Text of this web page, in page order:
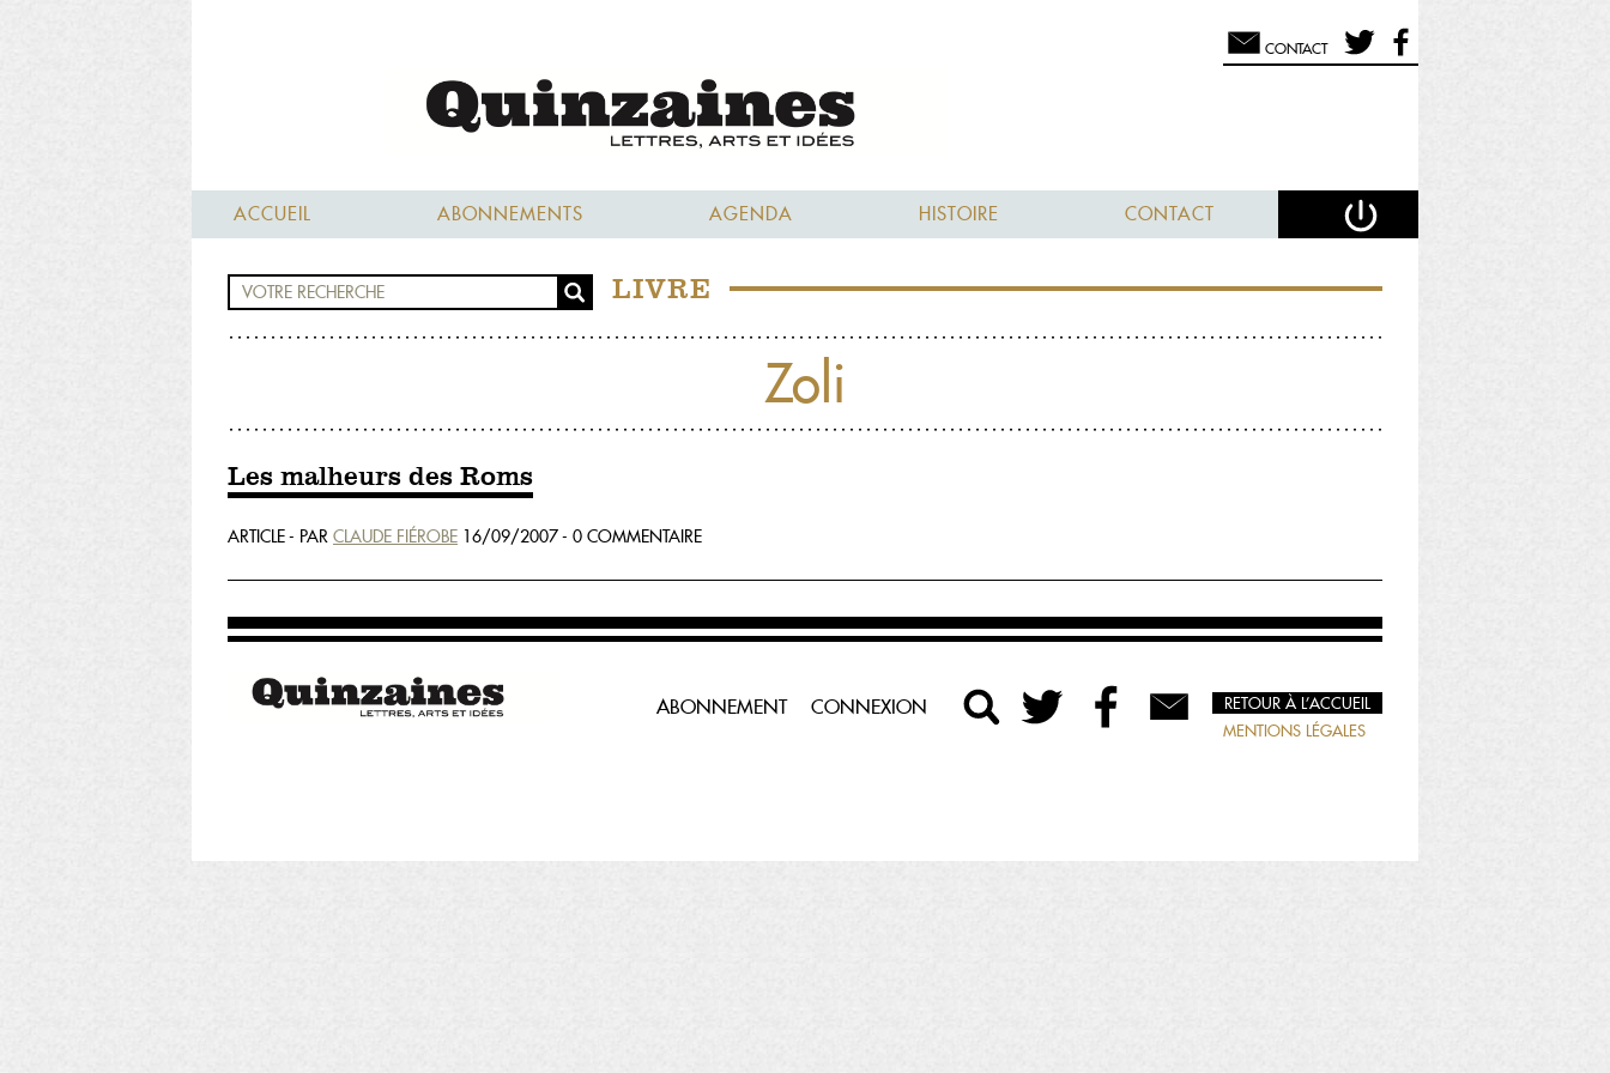
CONTACT
ACCUEIL ABONNEMENTS AGENDA HISTOIRE CONTACT
LIVRE
Zoli
Les malheurs des Roms
ARTICLE - PAR CLAUDE FIÉROBE 16/09/2007 - 0 COMMENTAIRE
ABONNEMENT CONNEXION
RETOUR À L’ACCUEIL
MENTIONS LÉGALES